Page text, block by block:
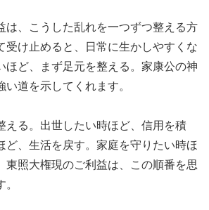
は、こうした乱れを一つずつ整える方
受け止めると、日常に生かしやすくな
ほど、まず足元を整える。家康公の神
道を示してくれます。
える。出世したい時ほど、信用を積
ど、生活を戻す。家庭を守りたい時ほ
東照大権現のご利益は、この順番を思